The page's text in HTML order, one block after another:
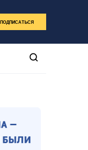
ПОДПИСАТЬСЯ